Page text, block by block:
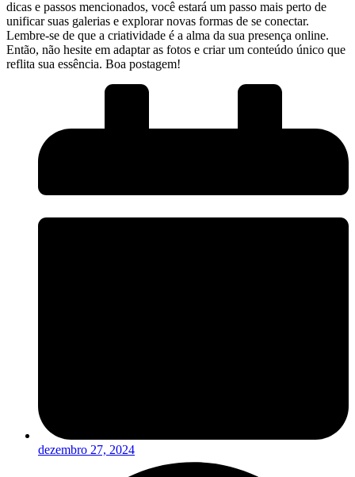
dicas ⁣e ​passos‌ mencionados, você estará um⁢ passo mais⁣ perto de
unificar suas galerias e explorar novas formas ​de ⁤se conectar.
Lembre-se⁤ de que a criatividade ‍é a⁢ alma da sua presença online.
Então, ‍não hesite em​ adaptar as fotos e criar‍ um conteúdo único que‍
reflita sua essência. Boa postagem!
dezembro 27, 2024